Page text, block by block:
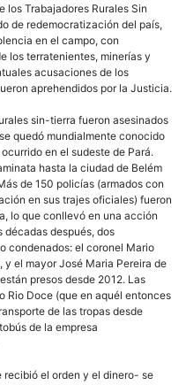
los Trabajadores Rurales Sin
de redemocratización del país,
en el campo, con
los terratenientes, minerías y
acusaciones de los
aprehendidos por la Justicia.
sin-tierra fueron asesinados
quedó mundialmente conocido
en el sudeste de Pará.
hasta la ciudad de Belém
de 150 policías (armados con
en sus trajes oficiales) fueron
lo que conllevó en una acción
décadas después, dos
condenados: el coronel Mario
y el mayor José Maria Pereira de
presos desde 2012. Las
Rio Doce (que en aquél entonces
de las tropas desde
de la empresa
recibió el orden y el dinero- se